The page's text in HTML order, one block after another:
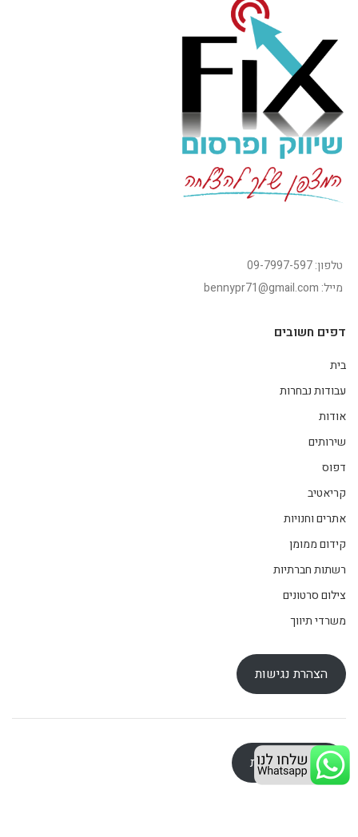
טלפון: 09-7997-597
מייל: bennypr71@gmail.com
דפים חשובים
בית
עבודות נבחרות
אודות
שירותים
דפוס
קריאטיב
אתרים וחנויות
קידום ממומן
רשתות חברתיות
צילום סרטונים
משרדי תיווך
הצהרת נגישות
מדיניות פרטיות